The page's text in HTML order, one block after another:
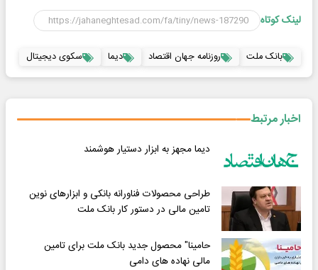
لینک کوتاه
بانک ملت روزنامه جهان اقتصاد دیما سکوی دیجیتال
اخبار مرتبط
دیما مجهز به ابزار دستیار هوشمند
طراحی محصولات فناورانه بانکی و ابزارهای نوین
تامین مالی در دستور کار بانک ملت
حامینا" محصول جدید بانک ملت برای تامین
مالی نهاده های دامی